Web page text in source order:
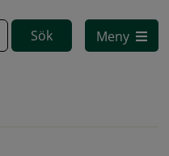
Meny